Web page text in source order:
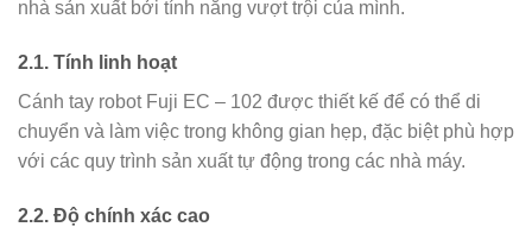
nhà sản xuất bởi tính năng vượt trội của mình.
2.1. Tính linh hoạt
Cánh tay robot Fuji EC – 102 được thiết kế để có thể di
chuyển và làm việc trong không gian hẹp, đặc biệt phù hợp
với các quy trình sản xuất tự động trong các nhà máy.
2.2. Độ chính xác cao